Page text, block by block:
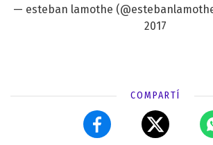
— esteban lamothe
2017
COMPARTÍ